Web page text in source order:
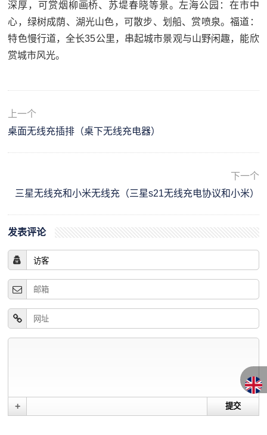
深厚，可赏烟柳画桥、苏堤春晓等景。左海公园：在市中
心，绿树成荫、湖光山色，可散步、划船、赏喷泉。福道：
特色慢行道，全长35公里，串起城市景观与山野闲趣，能欣
赏城市风光。
上一个
桌面无线充插排（桌下无线充电器）
下一个
三星无线充和小米无线充（三星s21无线充电协议和小米）
发表评论
+